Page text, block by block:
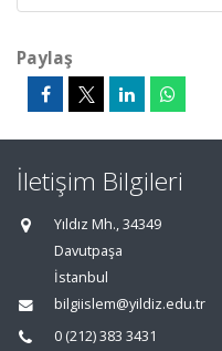
Paylaş
İletişim Bilgileri
Yıldız Mh., 34349
Davutpaşa
İstanbul
bilgiislem@yildiz.edu.tr
0 (212) 383 3431